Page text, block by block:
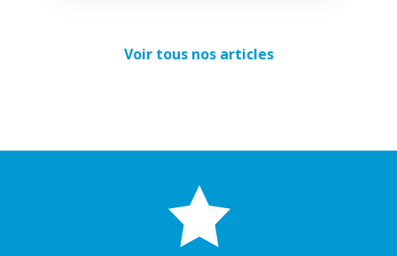
Voir tous nos articles